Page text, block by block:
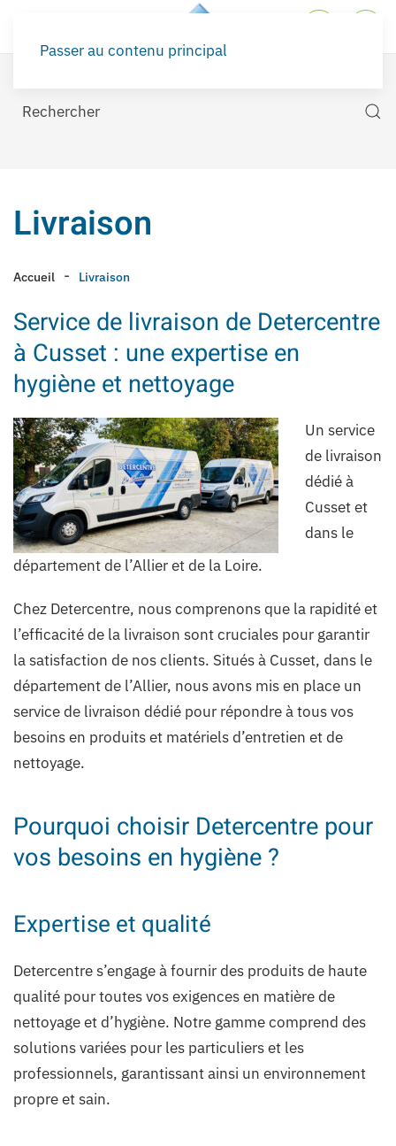
Passer au contenu principal
Livraison
Accueil Livraison
Service de livraison de Detercentre
à Cusset : une expertise en
hygiène et nettoyage
Un service
de livraison
dédié à
Cusset et
dans le
département de l’Allier et de la Loire.
Chez Detercentre, nous comprenons que la rapidité et
l’efficacité de la livraison sont cruciales pour garantir
la satisfaction de nos clients. Situés à Cusset, dans le
département de l’Allier, nous avons mis en place un
service de livraison dédié pour répondre à tous vos
besoins en produits et matériels d’entretien et de
nettoyage.
Pourquoi choisir Detercentre pour
vos besoins en hygiène ?
Expertise et qualité
Detercentre s’engage à fournir des produits de haute
qualité pour toutes vos exigences en matière de
nettoyage et d’hygiène. Notre gamme comprend des
solutions variées pour les particuliers et les
professionnels, garantissant ainsi un environnement
propre et sain.